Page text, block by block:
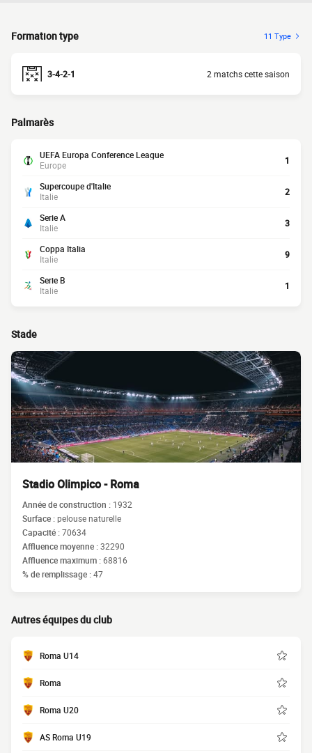
Formation type 11 Type
3-4-2-1 2 matchs cette saison
Palmarès
UEFA Europa Conference League
Europe
1
Supercoupe d'Italie
Italie
2
Serie A
Italie
3
Coppa Italia
Italie
9
Serie B
Italie
1
Stade
Stadio Olimpico - Roma
Année de construction : 1932
Surface :pelouse naturelle
Capacité :70634
Affluence moyenne :32290
Affluence maximum :68816
% de remplissage :47
Autres équipes du club
Roma U14
Roma
Roma U20
AS Roma U19